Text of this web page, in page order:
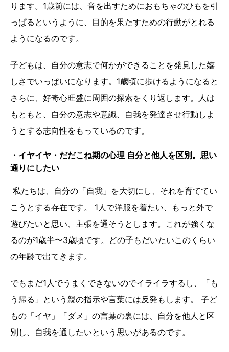
ります。1歳前には、音を出すためにおもちゃのひもを引
っぱるというように、目的を果たすための行動がとれる
ようになるのです。
子どもは、自分の意志で何かができることを発見した嬉
しさでいっぱいになります。1歳頃に歩けるようになると
さらに、好奇心旺盛に周囲の探索をくり返します。人は
もともと、自分の意志や意識、自我を発達させ行動しよ
うとする志向性をもっているのです。
・イヤイヤ・だだこね期の心理 自分と他人を区別。思い
通りにしたい
私たちは、自分の「自我」を大切にし、それを育ててい
こうとする存在です。 1人で洋服を着たい、もっと外で
遊びたいと思い、主張を通そうとします。これが強くな
るのが1歳半〜3歳頃です。どの子もだいたいこのくらい
の年齢で出てきます。
でもまだ1人でうまくできないのでイライラするし、「も
う帰る」という親の指示や言葉には反発もします。 子ど
もの「イヤ」「ダメ」の言葉の裏には、自分を他人と区
別し、自我を通したいという思いがあるのです。